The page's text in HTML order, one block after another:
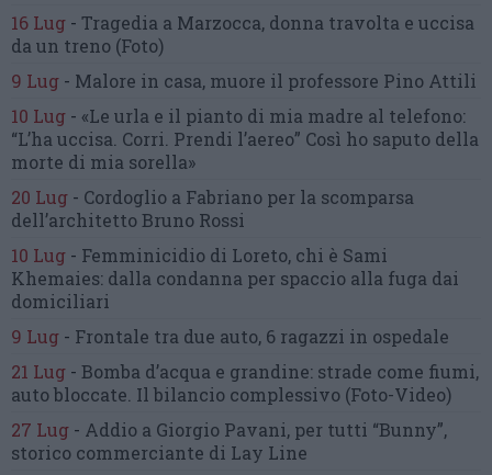
16 Lug - Tragedia a Marzocca, donna travolta e uccisa
da un treno (Foto)
9 Lug - Malore in casa, muore il professore Pino Attili
10 Lug - «Le urla e il pianto di mia madre al telefono:
“L’ha uccisa. Corri. Prendi l’aereo” Così ho saputo della
morte di mia sorella»
20 Lug - Cordoglio a Fabriano per la scomparsa
dell’architetto Bruno Rossi
10 Lug - Femminicidio di Loreto, chi è Sami
Khemaies: dalla condanna per spaccio alla fuga dai
domiciliari
9 Lug - Frontale tra due auto, 6 ragazzi in ospedale
21 Lug - Bomba d’acqua e grandine: strade come fiumi,
auto bloccate. Il bilancio complessivo (Foto-Video)
27 Lug - Addio a Giorgio Pavani, per tutti “Bunny”,
storico commerciante di Lay Line